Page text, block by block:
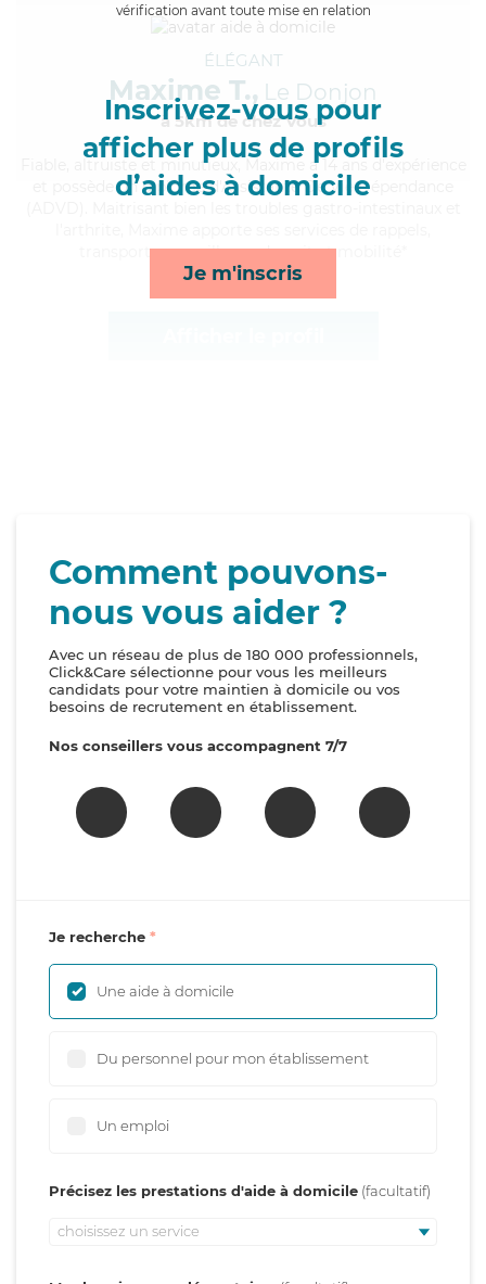
vérification avant toute mise en relation
Inscrivez-vous pour
afficher plus de profils
d’aides à domicile
Je m'inscris
ÉLÉGANT
Maxime T., Le Donjon
à 5km de chez Vous
, altruiste et minutieux, Maxime a 14 ans d'expérience
et possède un diplôme d'Assistante De Vie Dépendance
transports, surveillance de nuit et mobilité*
Comment pouvons-
nous vous aider ?
Avec un réseau de plus de 180 000 professionnels,
Click&Care sélectionne pour vous les meilleurs
candidats pour votre maintien à domicile ou vos
besoins de recrutement en établissement.
Nos conseillers vous accompagnent 7/7
Je recherche
Une aide à domicile
Du personnel pour mon établissement
Un emploi
Précisez les prestations d'aide à domicile
choisissez un service